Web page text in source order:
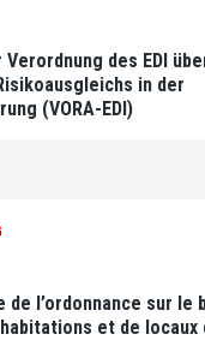
des EDI
in der
(VORA-EDI)
de l’ordonnance sur le
et de locaux